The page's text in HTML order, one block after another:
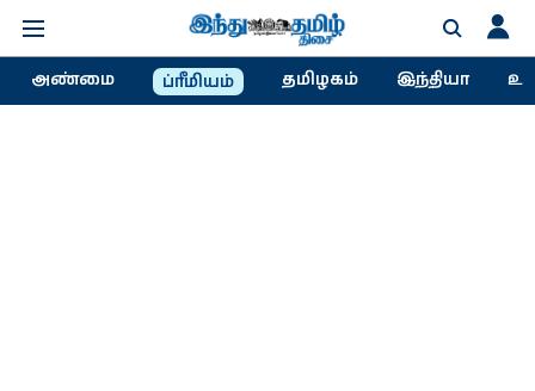
அண்மை ப்ரீமியம் தமிழகம் இந்தியா